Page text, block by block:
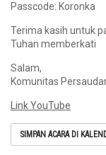
Passcode: Koronka
Terima kasih untuk
Tuhan memberkati
Salam,
Komunitas
Link YouTube
SIMPAN ACARA DI